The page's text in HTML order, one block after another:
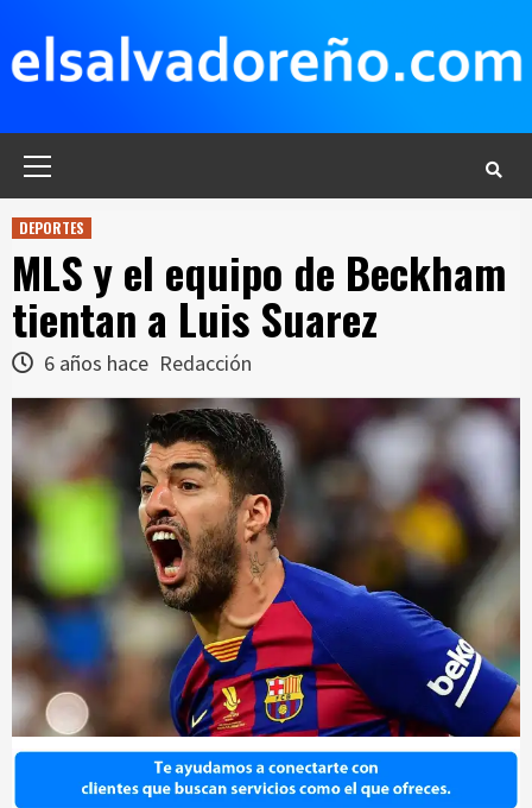
contenido
DEPORTES
MLS y el equipo de Beckham
tientan a Luis Suarez
6 años hace Redacción